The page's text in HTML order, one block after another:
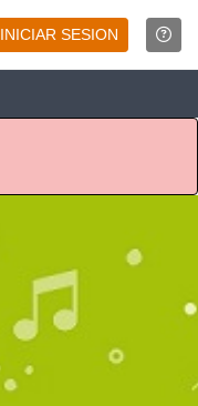
INICIAR SESION